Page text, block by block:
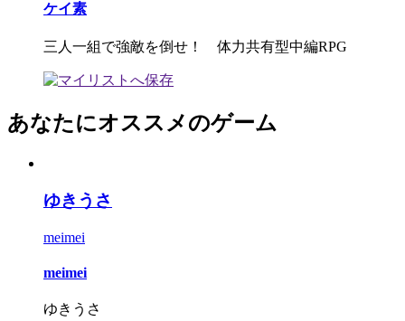
ケイ素
三人一組で強敵を倒せ！ 体力共有型中編RPG
あなたにオススメのゲーム
ゆきうさ
meimei
meimei
ゆきうさ